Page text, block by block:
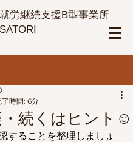
​就労継続支援B型事業所
SATORI
続くはヒント☺
了時間: 6分
することを整理しましょ